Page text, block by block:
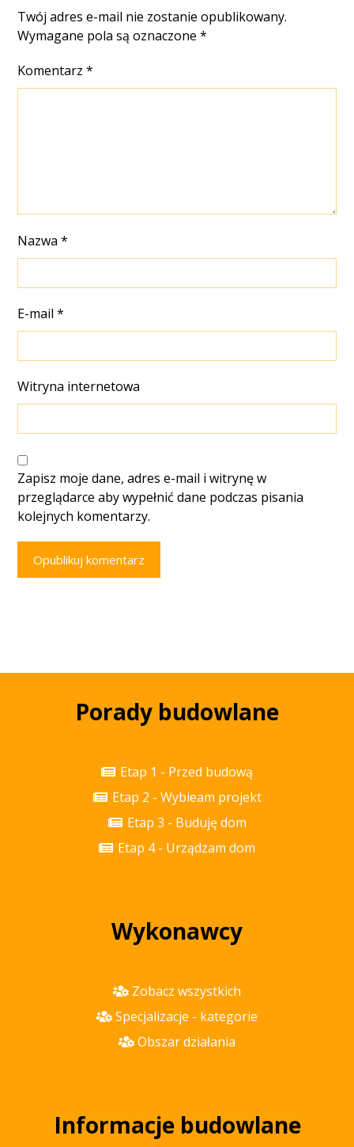
Twój adres e-mail nie zostanie opublikowany.
Wymagane pola są oznaczone*
Komentarz*
Nazwa*
E-mail*
Witryna internetowa
Zapisz moje dane, adres e-mail i witrynę w
przeglądarce aby wypełnić dane podczas pisania
kolejnych komentarzy.
Opublikuj komentarz
Porady budowlane
Etap 1 - Przed budową
Etap 2 - Wybieam projekt
Etap 3 - Buduję dom
Etap 4 - Urządzam dom
Wykonawcy
Zobacz wszystkich
Specjalizacje - kategorie
Obszar działania
Informacje budowlane